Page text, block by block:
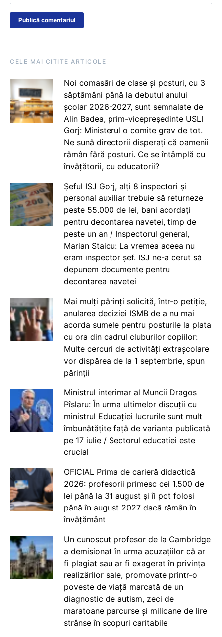
CELE MAI CITITE ARTICOLE
Noi comasări de clase și posturi, cu 3
săptămâni până la debutul anului
școlar 2026-2027, sunt semnalate de
Alin Badea, prim-vicepreședinte USLI
Gorj: Ministerul o comite grav de tot.
Ne sună directorii disperați că oamenii
rămân fără posturi. Ce se întâmplă cu
învățătorii, cu educatorii?
Șeful ISJ Gorj, alți 8 inspectori și
personal auxiliar trebuie să returneze
peste 55.000 de lei, bani acordați
pentru decontarea navetei, timp de
peste un an / Inspectorul general,
Marian Staicu: La vremea aceea nu
eram inspector șef. ISJ ne-a cerut să
depunem documente pentru
decontarea navetei
Mai mulți părinți solicită, într-o petiție,
anularea deciziei ISMB de a nu mai
acorda sumele pentru posturile la plata
cu ora din cadrul cluburilor copiilor:
Multe cercuri de activități extrașcolare
vor dispărea de la 1 septembrie, spun
părinții
Ministrul interimar al Muncii Dragos
Pîslaru: În urma ultimelor discuții cu
ministrul Educației lucrurile sunt mult
îmbunătățite față de varianta publicată
pe 17 iulie / Sectorul educației este
crucial
OFICIAL Prima de carieră didactică
2026: profesorii primesc cei 1.500 de
lei până la 31 august și îi pot folosi
până în august 2027 dacă rămân în
învățământ
Un cunoscut profesor de la Cambridge
a demisionat în urma acuzațiilor că ar
fi plagiat sau ar fi exagerat în privința
realizărilor sale, promovate printr-o
poveste de viață marcată de un
diagnostic de autism, zeci de
maratoane parcurse și milioane de lire
strânse în scopuri caritabile